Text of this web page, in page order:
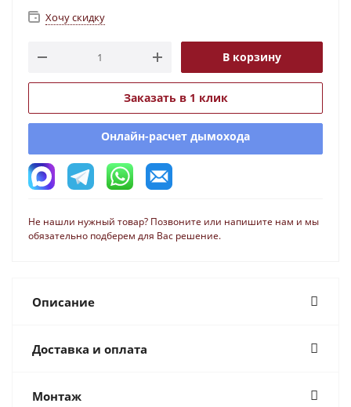
Хочу скидку
В корзину
Заказать в 1 клик
Онлайн-расчет дымохода
Не нашли нужный товар? Позвоните или напишите нам и мы
обязательно подберем для Вас решение.
Описание
Доставка и оплата
Монтаж